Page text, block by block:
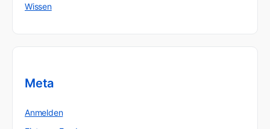
Wissen
Meta
Anmelden